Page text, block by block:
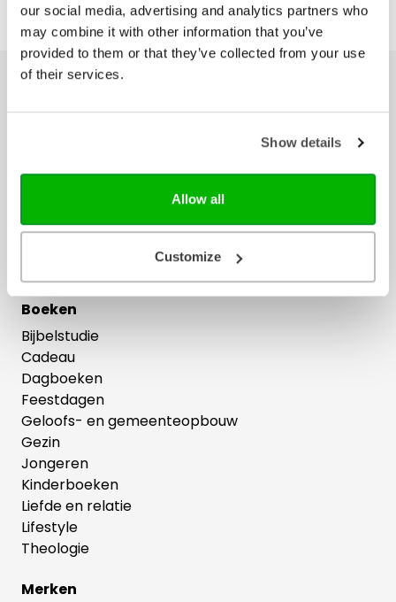
our social media, advertising and analytics partners who
may combine it with other information that you’ve
provided to them or that they’ve collected from your use
of their services.
Show details
Allow all
Customize
Ons hele assortiment
Herziene Statenvertaling
Nieuwe Bijbelvertaling 2021
Boeken
Bijbelstudie
Cadeau
Dagboeken
Feestdagen
Geloofs- en gemeenteopbouw
Gezin
Jongeren
Kinderboeken
Liefde en relatie
Lifestyle
Theologie
Merken